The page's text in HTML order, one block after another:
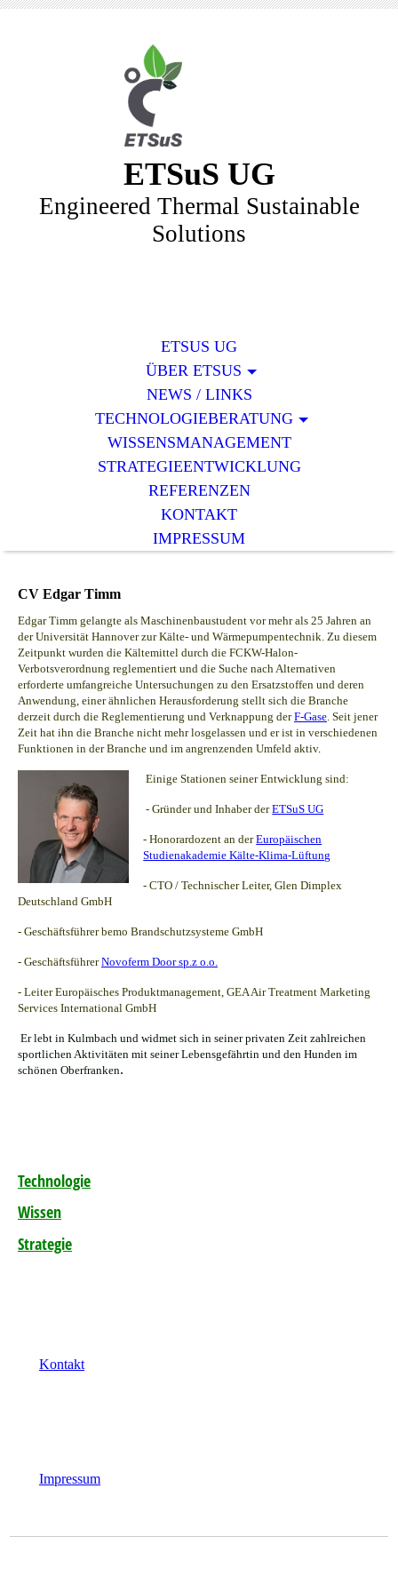
ETSuS UG
Engineered Thermal Sustainable
Solutions
ETSUS UG
ÜBER ETSUS
NEWS / LINKS
TECHNOLOGIEBERATUNG
WISSENSMANAGEMENT
STRATEGIEENTWICKLUNG
REFERENZEN
KONTAKT
IMPRESSUM
CV Edgar Timm
Edgar Timm gelangte als Maschinenbaustudent vor mehr als 25 Jahren an
der Universität Hannover zur Kälte- und Wärmepumpentechnik. Zu diesem
Zeitpunkt wurden die Kältemittel durch die FCKW-Halon-
Verbotsverordnung reglementiert und die Suche nach Alternativen
erforderte umfangreiche Untersuchungen zu den Ersatzstoffen und deren
Anwendung, einer ähnlichen Herausforderung stellt sich die Branche
derzeit durch die Reglementierung und Verknappung derF-Gase. Seit jener
Zeit hat ihn die Branche nicht mehr losgelassen und er ist in verschiedenen
Funktionen in der Branche und im angrenzenden Umfeld aktiv.
Einige Stationen seiner Entwicklung sind:
- Gründer und Inhaber derETSuS UG
- Honorardozent an derEuropäischen
Studienakademie Kälte-Klima-Lüftung
- CTO / Technischer Leiter, Glen Dimplex
Deutschland GmbH
- Geschäftsführer bemo Brandschutzsysteme GmbH
- GeschäftsführerNovoferm Door sp.z o.o.
- Leiter Europäisches Produktmanagement, GEA Air Treatment Marketing
Services International GmbH
Er lebt in Kulmbach und widmet sich in seiner privaten Zeit zahlreichen
sportlichen Aktivitäten mit seiner Lebensgefährtin und den Hunden im
schönen Oberfranken.
Technologie
Wissen
Strategie
Kontakt
Impressum